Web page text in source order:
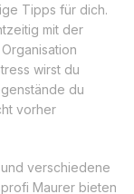
Tipps für dich.
mit der
wirst du
du
vorher
verschiedene
Maurer bieten